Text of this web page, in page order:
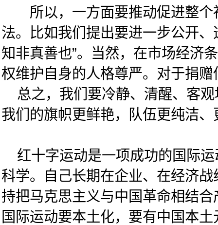
所以，一方面要推动促进整个社
法。比如我们提出要进一步公开
知非真善也”。当然，在市场经济
权维护自身的人格尊严。对于捐
总之，我们要冷静、清醒、客观
我们的旗帜更鲜艳，队伍更纯洁、
红十字运动是一项成功的国际运
科学。自己长期在企业、在经济
持把马克思主义与中国革命相结
国际运动要本土化，要有中国本